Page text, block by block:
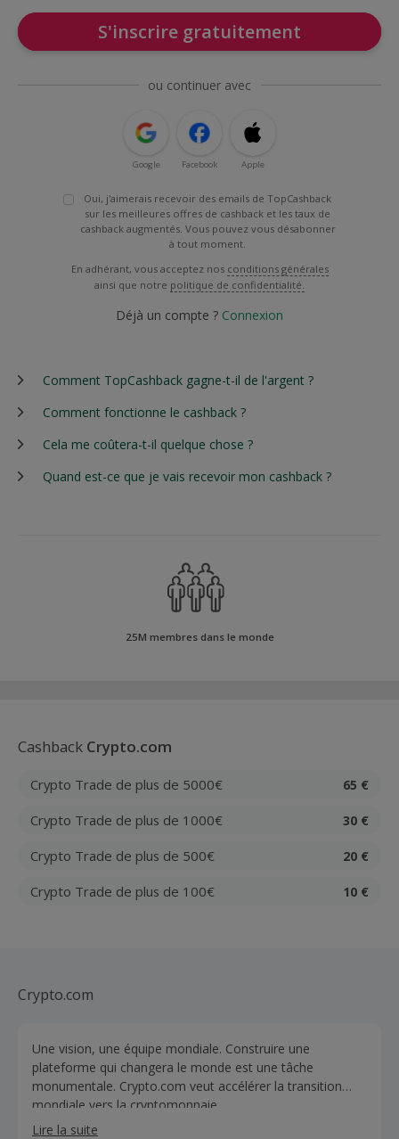
S'inscrire gratuitement
ou continuer avec
Google Facebook Apple
Oui, j'aimerais recevoir des emails de TopCashback
sur les meilleures offres de cashback et les taux de
cashback augmentés. Vous pouvez vous désabonner
à tout moment.
En adhérant, vous acceptez nos conditions générales
ainsi que notre politique de confidentialité.
Déjà un compte ? Connexion
Comment TopCashback gagne-t-il de l'argent ?
Comment fonctionne le cashback ?
Cela me coûtera-t-il quelque chose ?
Quand est-ce que je vais recevoir mon cashback ?
25M membres dans le monde
Cashback Crypto.com
Crypto Trade de plus de 5000€ 65 €
Crypto Trade de plus de 1000€ 30 €
Crypto Trade de plus de 500€ 20 €
Crypto Trade de plus de 100€ 10 €
Crypto.com
Une vision, une équipe mondiale. Construire une
plateforme qui changera le monde est une tâche
monumentale. Crypto.com veut accélérer la transition
mondiale vers la cryptomonnaie.
Lire la suite